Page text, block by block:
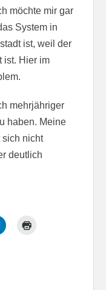
möchte mir gar
System in
ist, weil der
ist. Hier im
mehrjähriger
haben. Meine
sich nicht
deutlich